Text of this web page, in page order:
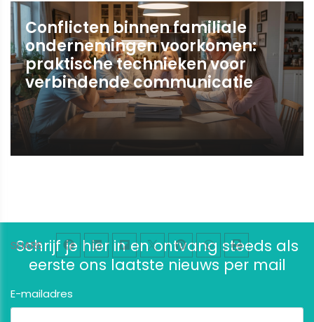
SHARE
Conflicten binnen familiale
ondernemingen voorkomen:
praktische technieken voor
verbindende communicatie
Schrijf je hier in en ontvang steeds als
eerste ons laatste nieuws per mail
E-mailadres